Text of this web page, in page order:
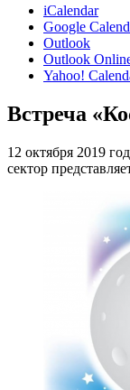
iCalendar
Google
Outlook
Outlook
Yahoo!
Встреча
12 октября 2019
сектор